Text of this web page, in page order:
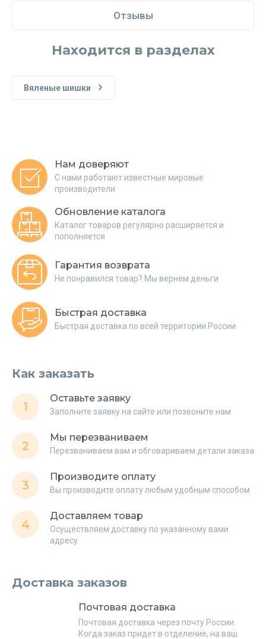
Отзывы
Находится в разделах
Вяленые шишки
Нам доверяют
С нами работают известные мировые
производители
Обновление каталога
Каталог товаров регулярно расширяется и
пополняется
Гарантия возврата
Не понравился товар? Мы вернем деньги
Быстрая доставка
Быстрая доставка по всей территории России
Как заказать
1
Оставьте заявку
Заполните заявку на сайте или позвоните нам
2
Мы перезваниваем
Перезваниваем вам и обговариваем детали заказа
3
Производите оплату
Вы производите оплату любым удобным способом
4
Доставляем товар
Осуществляем доставку по указанному вами
адресу
Доставка заказов
Почтовая доставка
Почтовая доставка через почту России.
Когда заказ придет в отделение, на ваш